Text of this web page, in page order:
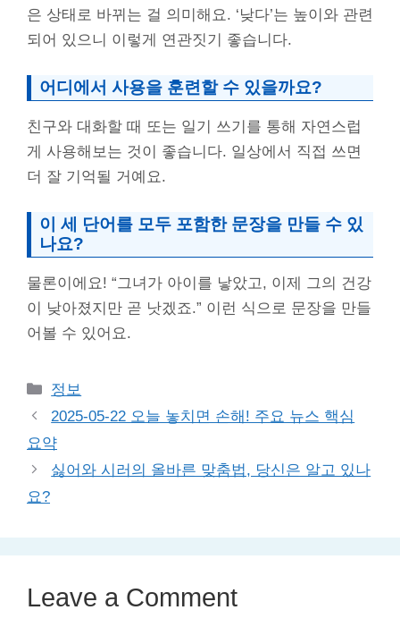
은 상태로 바뀌는 걸 의미해요. ‘낮다’는 높이와 관련
되어 있으니 이렇게 연관짓기 좋습니다.
어디에서 사용을 훈련할 수 있을까요?
친구와 대화할 때 또는 일기 쓰기를 통해 자연스럽
게 사용해보는 것이 좋습니다. 일상에서 직접 쓰면
더 잘 기억될 거예요.
이 세 단어를 모두 포함한 문장을 만들 수 있
나요?
물론이에요! “그녀가 아이를 낳았고, 이제 그의 건강
이 낮아졌지만 곧 낫겠죠.” 이런 식으로 문장을 만들
어볼 수 있어요.
Categories
정보
2025-05-22 오늘 놓치면 손해! 주요 뉴스 핵심
요약
싫어와 시러의 올바른 맞춤법, 당신은 알고 있나
요?
Leave a Comment